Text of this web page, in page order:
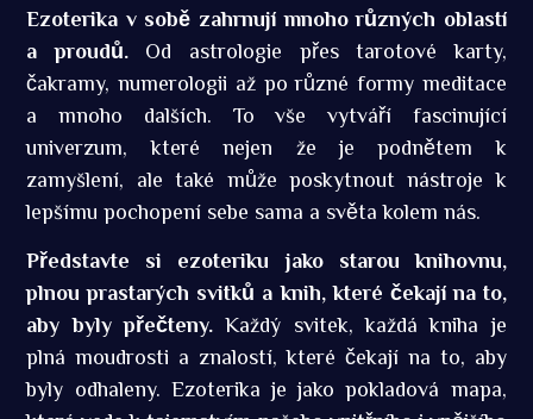
Ezoterika v sobě zahrnují mnoho různých oblastí
a proudů.Od astrologie přes tarotové karty,
čakramy, numerologii až po různé formy meditace
a mnoho dalších. To vše vytváří fascinující
univerzum, které nejen že je podnětem k
zamyšlení, ale také může poskytnout nástroje k
lepšímu pochopení sebe sama a světa kolem nás.
Představte si ezoteriku jako starou knihovnu,
plnou prastarých svitků a knih, které čekají na to,
aby byly přečteny. Každý svitek, každá kniha je
plná moudrosti a znalostí, které čekají na to, aby
byly odhaleny. Ezoterika je jako pokladová mapa,